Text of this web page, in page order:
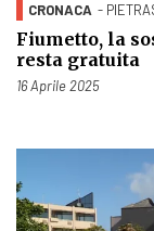
CRONACA -
Fiumetto, la
resta gratuita
Pubblicato il
16 Aprile 2025